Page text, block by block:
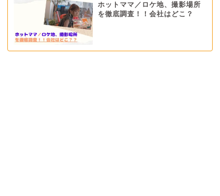
ホットママ／ロケ地、撮影場所
を徹底調査！！会社はどこ？